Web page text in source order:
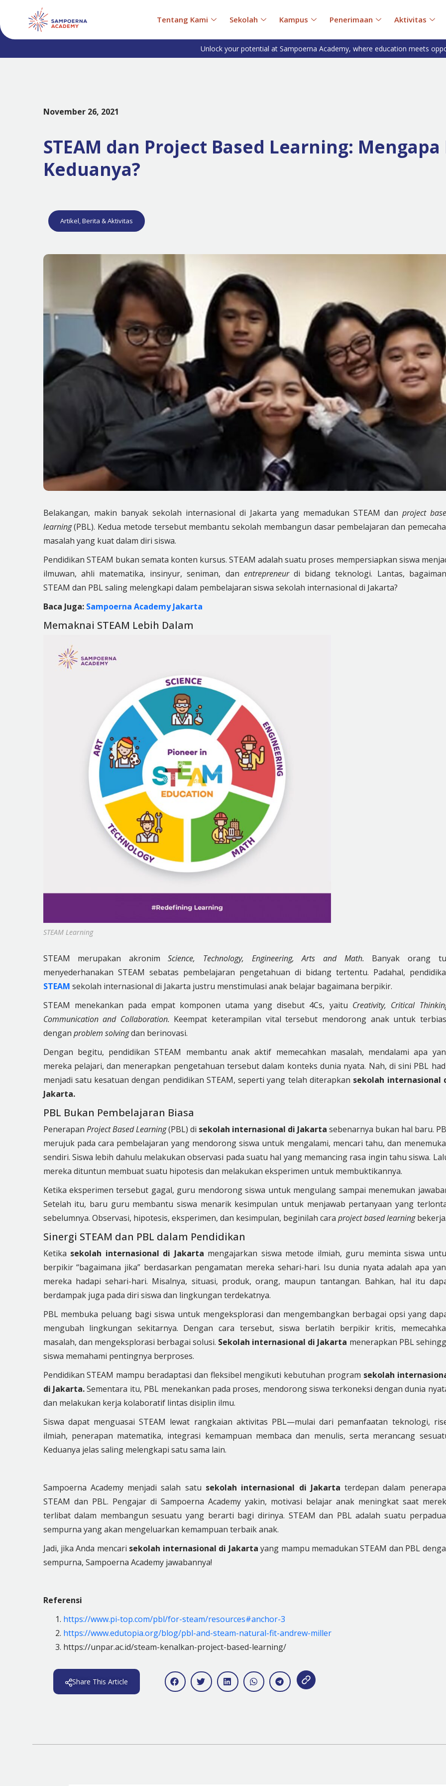
Tentang Kami Sekolah Kampus Penerimaan Aktivitas
Unlock your potential at Sampoerna Academy, where education meets
November 26, 2021
STEAM dan Project Based Learning:
Keduanya?
Artikel,Berita & Aktivitas
Belakangan, makin banyak sekolah internasional di Jakarta yang memadukan STEAM dan project
learning(PBL). Kedua metode tersebut membantu sekolah membangun dasar pembelajaran dan
masalah yang kuat dalam diri siswa.
Pendidikan STEAM bukan semata konten kursus. STEAM adalah suatu proses mempersiapkan siswa
ilmuwan, ahli matematika, insinyur, seniman, dan entrepreneur di bidang teknologi. Lantas,
STEAM dan PBL saling melengkapi dalam pembelajaran siswa sekolah internasional di Jakarta?
Baca Juga: Sampoerna Academy Jakarta
Memaknai STEAM Lebih Dalam
STEAM Learning
STEAM merupakan akronimScience, Technology, Engineering, Arts and Math. Banyak orang
menyederhanakan STEAM sebatas pembelajaran pengetahuan di bidang tertentu. Padahal,
STEAM sekolah internasional di Jakarta justru menstimulasi anak belajar bagaimana berpikir.
STEAM menekankan pada empat komponen utama yang disebut 4Cs, yaitu Creativity, Critical
Communication and Collaboration. Keempat keterampilan vital tersebut mendorong anak untuk
dengan problem solvingdan berinovasi.
Dengan begitu, pendidikan STEAM membantu anak aktif memecahkan masalah, mendalami apa
mereka pelajari, dan menerapkan pengetahuan tersebut dalam konteks dunia nyata. Nah, di sini PBL
menjadi satu kesatuan dengan pendidikan STEAM, seperti yang telah diterapkan sekolah internasional
Jakarta.
PBL Bukan Pembelajaran Biasa
Penerapan Project Based Learning(PBL) di sekolah internasional di Jakarta sebenarnya bukan hal baru.
merujuk pada cara pembelajaran yang mendorong siswa untuk mengalami, mencari tahu, dan
sendiri. Siswa lebih dahulu melakukan observasi pada suatu hal yang memancing rasa ingin tahu siswa.
mereka dituntun membuat suatu hipotesis dan melakukan eksperimen untuk membuktikannya.
Ketika eksperimen tersebut gagal, guru mendorong siswa untuk mengulang sampai menemukan
Setelah itu, baru guru membantu siswa menarik kesimpulan untuk menjawab pertanyaan yang
sebelumnya. Observasi, hipotesis, eksperimen, dan kesimpulan, beginilah cara project based learningbekerja.
Sinergi STEAM dan PBL dalam Pendidikan
Ketika sekolah internasional di Jakarta mengajarkan siswa metode ilmiah, guru meminta siswa
berpikir “bagaimana jika” berdasarkan pengamatan mereka sehari-hari. Isu dunia nyata adalah apa
mereka hadapi sehari-hari. Misalnya, situasi, produk, orang, maupun tantangan. Bahkan, hal itu
berdampak juga pada diri siswa dan lingkungan terdekatnya.
PBL membuka peluang bagi siswa untuk mengeksplorasi dan mengembangkan berbagai opsi yang
mengubah lingkungan sekitarnya. Dengan cara tersebut, siswa berlatih berpikir kritis,
masalah, dan mengeksplorasi berbagai solusi. Sekolah internasional di Jakarta menerapkan PBL
siswa memahami pentingnya berproses.
Pendidikan STEAM mampu beradaptasi dan fleksibel mengikuti kebutuhan program sekolah
di Jakarta.Sementara itu, PBL menekankan pada proses, mendorong siswa terkoneksi dengan dunia
dan melakukan kerja kolaboratif lintas disiplin ilmu.
Siswa dapat menguasai STEAM lewat rangkaian aktivitas PBL—mulai dari pemanfaatan teknologi,
ilmiah, penerapan matematika, integrasi kemampuan membaca dan menulis, serta merancang
Keduanya jelas saling melengkapi satu sama lain.
Sampoerna Academy menjadi salah satu sekolah internasional di Jakartaterdepan dalam
STEAM dan PBL. Pengajar di Sampoerna Academy yakin, motivasi belajar anak meningkat saat
terlibat dalam membangun sesuatu yang berarti bagi dirinya. STEAM dan PBL adalah suatu
sempurna yang akan mengeluarkan kemampuan terbaik anak.
Jadi, jika Anda mencari sekolah internasional di Jakartayang mampu memadukan STEAM dan PBL
sempurna, Sampoerna Academy jawabannya!
Referensi
https://www.pi-top.com/pbl/for-steam/resources#anchor-3
https://www.edutopia.org/blog/pbl-and-steam-natural-fit-andrew-miller
https://unpar.ac.id/steam-kenalkan-project-based-learning/
Share This Article